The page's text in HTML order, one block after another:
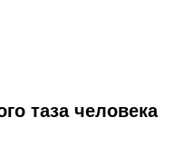
таза человека